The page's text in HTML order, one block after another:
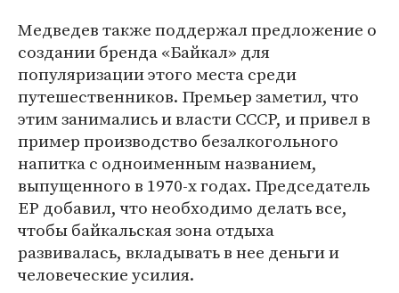
Медведев также поддержал предложение о
создании бренда «Байкал» для
популяризации этого места среди
путешественников. Премьер заметил, что
этим занимались и власти СССР, и привел в
пример производство безалкогольного
напитка с одноименным названием,
выпущенного в 1970-х годах. Председатель
ЕР добавил, что необходимо делать все,
чтобы байкальская зона отдыха
развивалась, вкладывать в нее деньги и
человеческие усилия.